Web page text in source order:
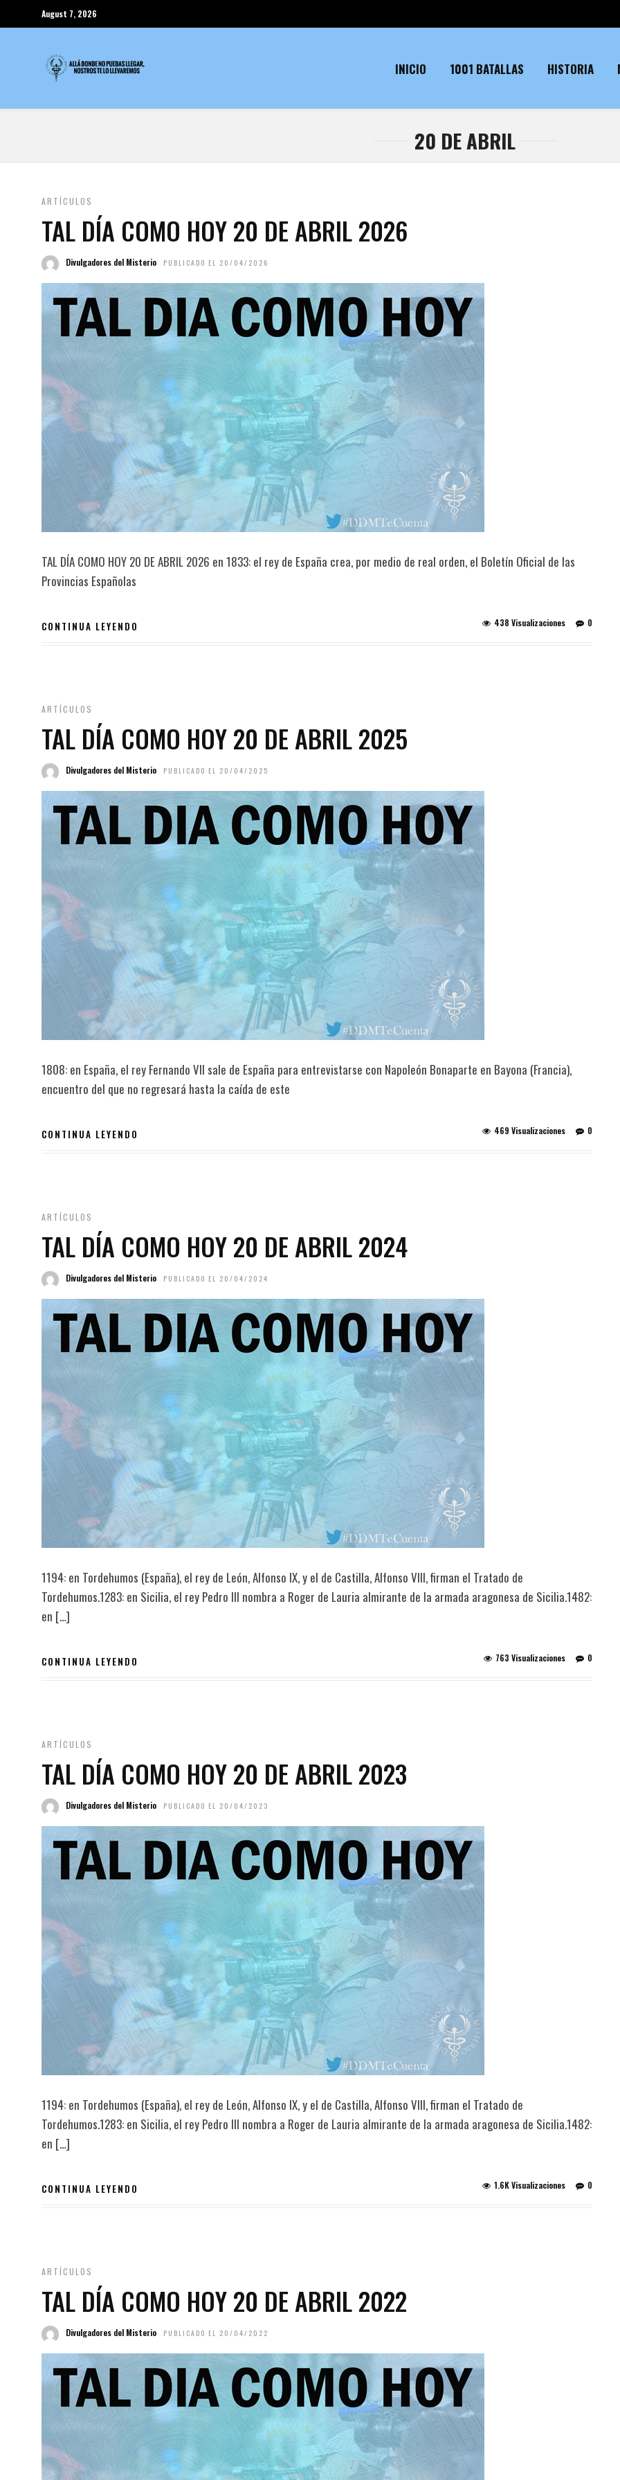
August 7, 2026
INICIO 1001 BATALLAS HISTORIA
20 DE ABRIL
ARTÍCULOS
TAL DÍA COMO HOY 20 DE ABRIL 2026
Divulgadores del Misterio PUBLICADO EL 20/04/2026
TAL DÍA COMO HOY 20 DE ABRIL 2026 en 1833: el rey de España crea, por medio de real orden, el Boletín Oficial de las
Provincias Españolas
CONTINUA LEYENDO 0
438 Visualizaciones
ARTÍCULOS
TAL DÍA COMO HOY 20 DE ABRIL 2025
Divulgadores del Misterio PUBLICADO EL 20/04/2025
1808: en España, el rey Fernando VII sale de España para entrevistarse con Napoleón Bonaparte en Bayona (Francia),
encuentro del que no regresará hasta la caída de este
CONTINUA LEYENDO 0
469 Visualizaciones
ARTÍCULOS
TAL DÍA COMO HOY 20 DE ABRIL 2024
Divulgadores del Misterio PUBLICADO EL 20/04/2024
1194: en Tordehumos (España), el rey de León, Alfonso IX, y el de Castilla, Alfonso VIII, firman el Tratado de
Tordehumos.1283: en Sicilia, el rey Pedro III nombra a Roger de Lauria almirante de la armada aragonesa de Sicilia.1482:
en […]
CONTINUA LEYENDO 0
763 Visualizaciones
ARTÍCULOS
TAL DÍA COMO HOY 20 DE ABRIL 2023
Divulgadores del Misterio PUBLICADO EL 20/04/2023
1194: en Tordehumos (España), el rey de León, Alfonso IX, y el de Castilla, Alfonso VIII, firman el Tratado de
Tordehumos.1283: en Sicilia, el rey Pedro III nombra a Roger de Lauria almirante de la armada aragonesa de Sicilia.1482:
en […]
CONTINUA LEYENDO 0
1.6K Visualizaciones
ARTÍCULOS
TAL DÍA COMO HOY 20 DE ABRIL 2022
Divulgadores del Misterio PUBLICADO EL 20/04/2022